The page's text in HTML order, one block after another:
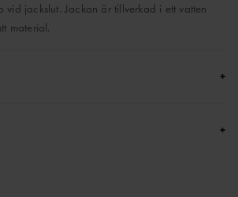
vid jackslut. Jackan är tillverkad i ett vatten
material.
+
+